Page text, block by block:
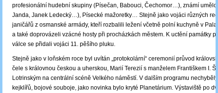
profesionální hudební skupiny (Písečan, Babouci, Čechomor…), známí
Janda, Janek Ledecký…), Písecké mažoretky… Stejně jako vojáci různých
janičářů z osmanské armády, kteří rozbalili ležení včetně polní kuchyně v
a také doprovázeli vzácné hosty při procházkách městem. K uctění památky
válce se přidali vojáci 11. pěšího pluku.
Stejně jako v loňském roce byl uvítán „protokolární“ ceremonií průvod
čele s královnou českou a uherskou, Marií Terezií s manželem Františkem I.
Lotrinským na centrální scéně Velkého náměstí. V dalším programu
kejklířů, bojové souboje, jako novinka bylo kryté Planetárium. Výstaviště po